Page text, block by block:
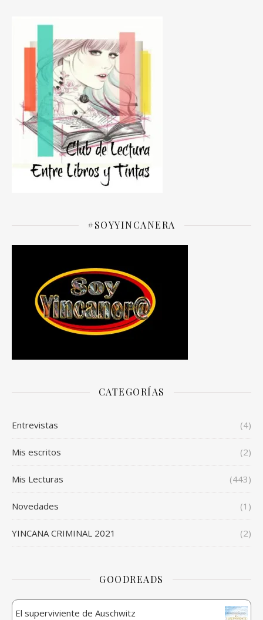
#SOYYINCANERA
CATEGORÍAS
Entrevistas (4)
Mis escritos (2)
Mis Lecturas (443)
Novedades (1)
YINCANA CRIMINAL 2021 (2)
GOODREADS
El superviviente de Auschwitz